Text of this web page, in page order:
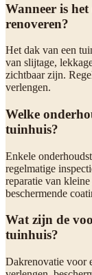
Wanneer is
renoveren?
Het dak van een
van slijtage,
zichtbaar zijn.
verlengen.
Welke
tuinhuis?
Enkele
regelmatige
reparatie van kleine
beschermende
Wat zijn de
tuinhuis?
Dakrenovatie voor